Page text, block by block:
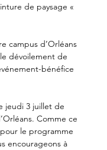
de paysage «
campus d’Orléans
dévoilement de
bénéfice
jeudi 3 juillet de
Comme ce
le programme
encourageons à